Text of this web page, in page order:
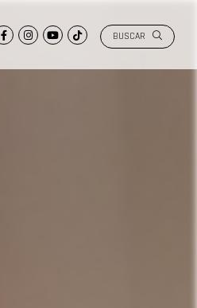
BUSCAR